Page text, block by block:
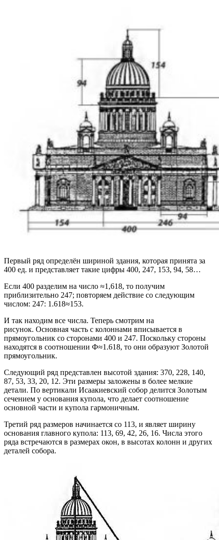
Первый ряд определён шириной здания, которая принята за
400 ед. и представляет такие цифры 400, 247, 153, 94, 58…
Если 400 разделим на число ≈1,618, то получим
приблизительно 247; повторяем действие со следующим
числом: 247: 1.618≈153.
И так находим все числа. Теперь смотрим на
рисунок. Основная часть с колоннами вписывается в
прямоугольник со сторонами 400 и 247. Поскольку стороны
находятся в соотношении Ф≈1.618, то они образуют Золотой
прямоугольник.
Следующий ряд представлен высотой здания: 370, 228, 140,
87, 53, 33, 20, 12. Эти размеры заложены в более мелкие
детали. По вертикали Исаакиевский собор делится Золотым
сечением у основания купола, что делает соотношение
основной части и купола гармоничным.
Третий ряд размеров начинается со 113, и являет ширину
основания главного купола: 113, 69, 42, 26, 16. Числа этого
ряда встречаются в размерах окон, в высотах колонн и других
деталей собора.